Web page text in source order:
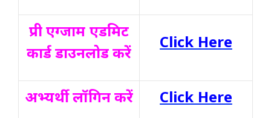
प्री एग्जाम एडमिट
कार्ड डाउनलोड करें
Click Here
अभ्यर्थी लॉगिन करें Click Here